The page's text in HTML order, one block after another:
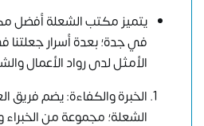
يتميز مكتب الشعلة أفضل
في جدة؛ بعدة أسرار جعلتنا
الأمثل لدى رواد الأعمال
الخبرة والكفاءة: يضم فريق
الشعلة؛ مجموعة من